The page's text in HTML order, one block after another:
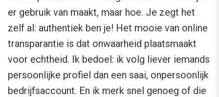
er gebruik van maakt, maar hoe. Je zegt het
zelf al: authentiek ben je! Het mooie van online
transparantie is dat onwaarheid plaatsmaakt
voor echtheid. Ik bedoel: ik volg liever iemands
persoonlijke profiel dan een saai, onpersoonlijk
bedrijfsaccount. En ik merk snel genoeg of die